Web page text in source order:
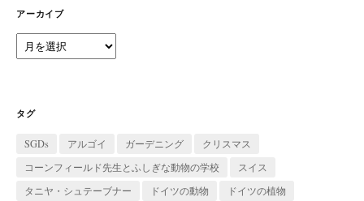
ー
アーカイブ
ー
ブ
タグ
SGDs アルゴイ ガーデニング
クリスマス
コーンフィールド先生とふしぎな動物の学校
スイス
タニヤ・シュテーブナー
ドイツの動物
ドイツの植物